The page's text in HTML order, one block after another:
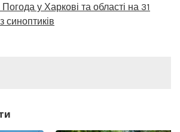
Погода у Харкові та області на 31
синоптиків